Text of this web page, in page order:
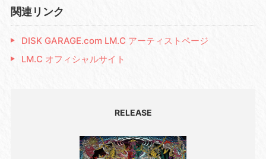
関連リンク
DISK GARAGE.com LM.C アーティストページ
LM.C オフィシャルサイト
RELEASE